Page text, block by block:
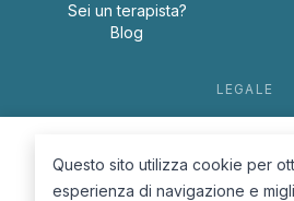
Sei un terapista?
Blog
LEGALE
Cookie Policy
Questo sito utilizza cookie per
esperienza di navigazione e